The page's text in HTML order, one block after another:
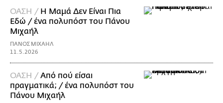
ΟΑΣΗ / Η Mαμά Δεν Είναι Πια
Εδώ / ένα πολυπόστ του Πάνου
Μιχαήλ
ΠΑΝΟΣ ΜΙΧΑΗΛ
11.5.2026
ΟΑΣΗ /Από πού είσαι
πραγματικά; / ένα πολυπόστ του
Πάνου Μιχαήλ